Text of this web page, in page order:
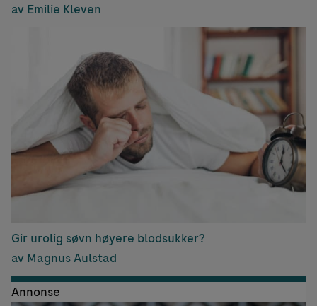
av Emilie Kleven
Gir urolig søvn høyere blodsukker?
av Magnus Aulstad
Annonse